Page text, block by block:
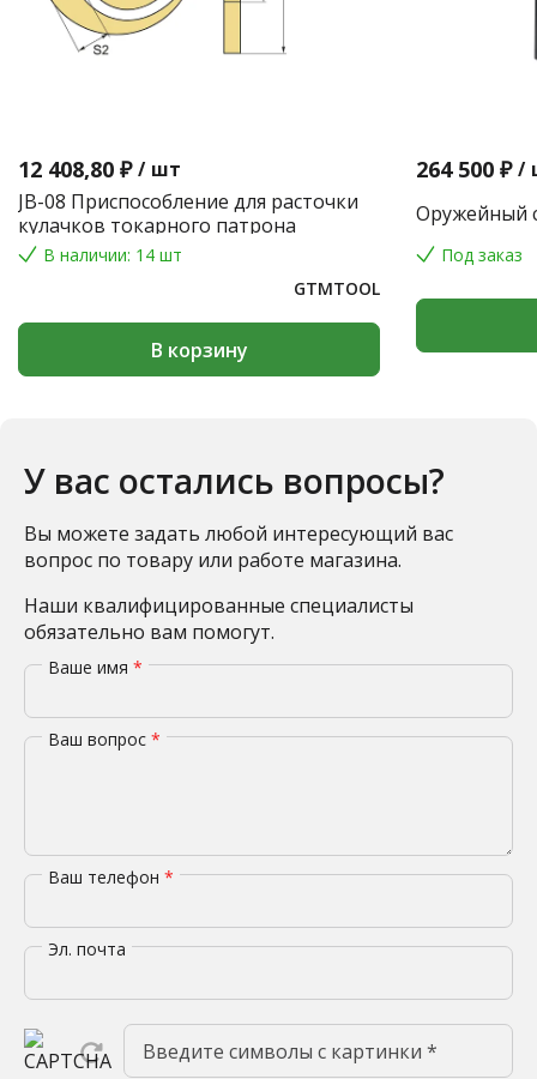
12 408,80 ₽ / шт
JB-08 Приспособление для расточки
кулачков токарного патрона
В наличии: 14 шт
GTMTOOL
В корзину
264 500 ₽ /
Оружейный
Под заказ
У вас остались вопросы?
Вы можете задать любой интересующий вас
вопрос по товару или работе магазина.
Наши квалифицированные специалисты
обязательно вам помогут.
Ваше имя *
Ваш вопрос *
Ваш телефон *
Эл. почта